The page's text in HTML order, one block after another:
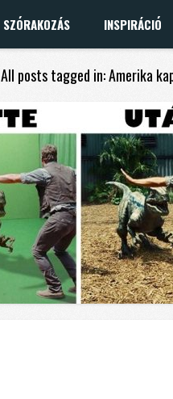
SZÓRAKOZÁS INSPIRÁCIÓ
All posts tagged in: Amerika